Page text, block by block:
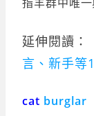
延伸閱讀：
言、新手等
cat burglar